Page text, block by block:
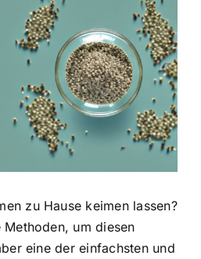
zu Hause keimen lassen?
um diesen
eine der einfachsten und